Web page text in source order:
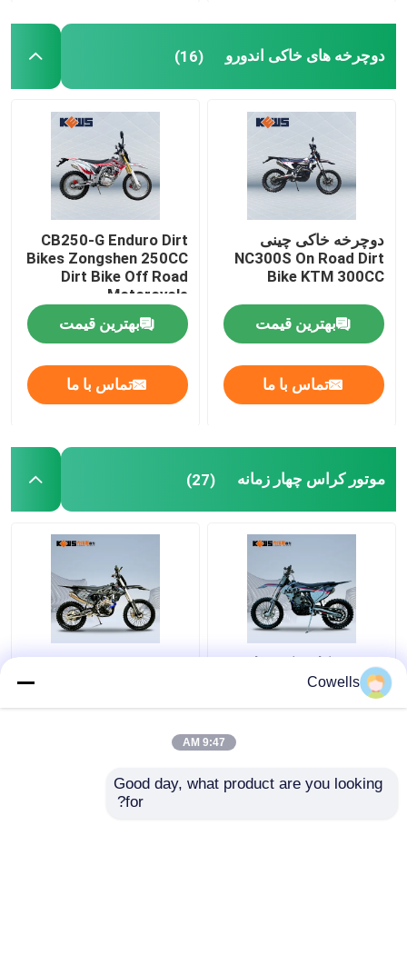
دوچرخه های خاکی اندورو (16)
دوچرخه خاکی چینی
NC300S On Road Dirt
Bike KTM 300CC
بهترین قیمت
تماس با ما
CB250-G Enduro Dirt
Bikes Zongshen 250CC
Dirt Bike Off Road
Motorcycle
بهترین قیمت
تماس با ما
موتور کراس چهار زمانه (27)
موتورسیکلت تک سیلندر
کاربراتور و تزریق سوخت
دوچرخه Kews Cbs300
تماس با ما
Cowells
9:47 AM
Good day, what product are you looking
for?